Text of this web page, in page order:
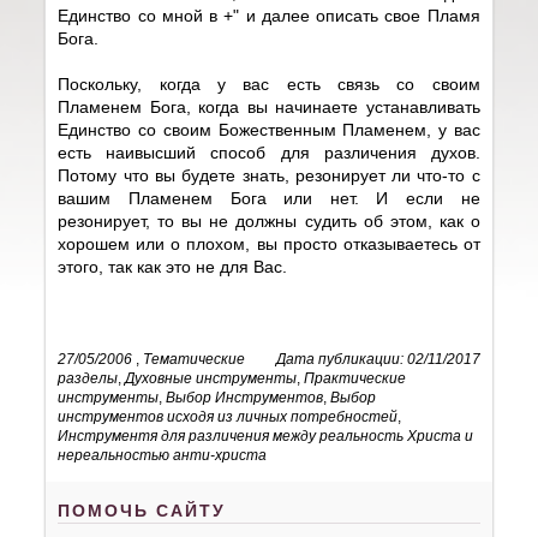
Единство со мной в +" и далее описать свое Пламя
Бога.
Поскольку, когда у вас есть связь со своим
Пламенем Бога, когда вы начинаете устанавливать
Единство со своим Божественным Пламенем, у вас
есть наивысший способ для различения духов.
Потому что вы будете знать, резонирует ли что-то с
вашим Пламенем Бога или нет. И если не
резонирует, то вы не должны судить об этом, как о
хорошем или о плохом, вы просто отказываетесь от
этого, так как это не для Вас.
27/05/2006 Дата публикации: 02/11/2017
Тематические
разделы ,Духовные инструменты ,Практические
инструменты ,Выбор Инструментов ,Выбор
инструментов исходя из личных потребностей
Инструментя для различения между реальность Христа и
нереальностью анти-христа
ПОМОЧЬ САЙТУ